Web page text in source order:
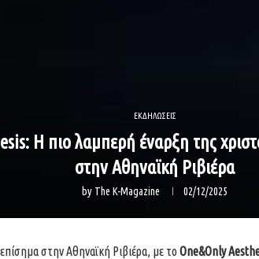
ΕΚΔΗΛΩΣΕΙΣ
Η πιο λαμπερή έναρξη της
στην Αθηναϊκή Ριβιέρα
by The K-Magazine 02/12/2025
στην Αθηναϊκή Ριβιέρα, με το One&Only